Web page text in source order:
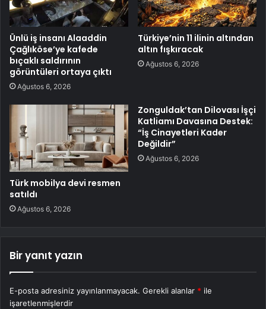
Ünlü iş insanı Alaaddin
Çağlıköse’ye kafede
bıçaklı saldırının
görüntüleri ortaya çıktı
Ağustos 6, 2026
Türkiye’nin 11 ilinin altından
altın fışkıracak
Ağustos 6, 2026
Türk mobilya devi resmen
satıldı
Ağustos 6, 2026
Zonguldak’tan Dilovası İşçi
Katliamı Davasına Destek:
“İş Cinayetleri Kader
Değildir”
Ağustos 6, 2026
Bir yanıt yazın
E-posta adresiniz yayınlanmayacak. Gerekli alanlar * ile
işaretlenmişlerdir